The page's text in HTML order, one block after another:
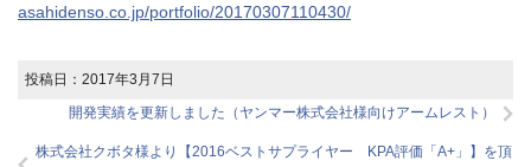
asahidenso.co.jp/portfolio/20170307110430/
投稿日：2017年3月7日
開発実績を更新しました（ヤンマー株式会社様向けアームレスト）
株式会社クボタ様より【2016ベストサプライヤー KPA評価「A+」】を頂